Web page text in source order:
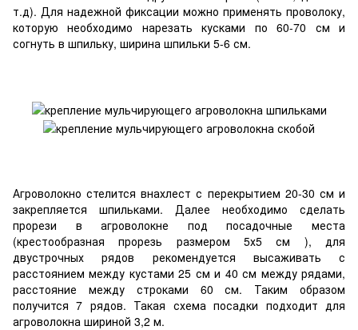
т.д). Для надежной фиксации можно применять проволоку,
которую необходимо нарезать кусками по 60-70 см и
согнуть в шпильку, ширина шпильки 5-6 см.
Агроволокно стелится внахлест с перекрытием 20-30 см и
закрепляется шпильками. Далее необходимо сделать
прорези в агроволокне под посадочные места
(крестообразная прорезь размером 5х5 см ), для
двустрочных рядов рекомендуется высаживать с
расстоянием между кустами 25 см и 40 см между рядами,
расстояние между строками 60 см. Таким образом
получится 7 рядов. Такая схема посадки подходит для
агроволокна шириной 3,2 м.